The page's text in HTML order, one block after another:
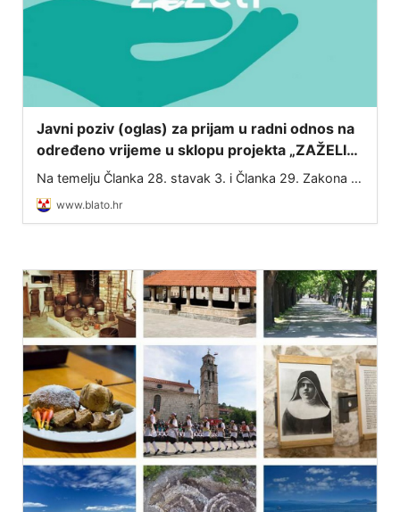
Javni poziv (oglas) za prijam u radni odnos na
određeno vrijeme u sklopu projekta „ZAŽELI–
nisi sam“
Na temelju Članka 28. stavak 3. i Članka 29. Zakona o
službenicima i namještenicima u lokalnoj i područnoj
(regionalnoj) samoupravi (NN 86/08, 61/11, 04/18,
www.blato.hr